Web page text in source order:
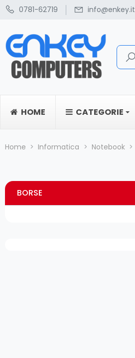
0781-62719 info@enkey.it
HOME CATEGORIE
Home Informatica Notebook
BORSE